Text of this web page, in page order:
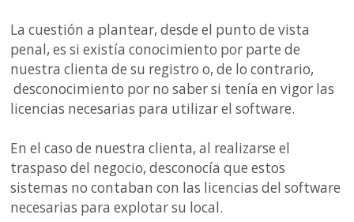
La cuestión a plantear, desde el punto de vista
penal, es si existía conocimiento por parte de
nuestra clienta de su registro o, de lo contrario,
desconocimiento por no saber si tenía en vigor las
licencias necesarias para utilizar el software.
En el caso de nuestra clienta, al realizarse el
traspaso del negocio, desconocía que estos
sistemas no contaban con las licencias del software
necesarias para explotar su local.